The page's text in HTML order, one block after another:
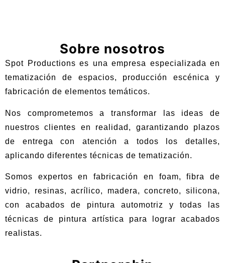
Sobre nosotros
Spot Productions es una empresa especializada en
tematización de espacios, producción escénica y
fabricación de elementos temáticos.
Nos comprometemos a transformar las ideas de
nuestros clientes en realidad, garantizando plazos
de entrega con atención a todos los detalles,
aplicando diferentes técnicas de tematización.
Somos expertos en fabricación en foam, fibra de
vidrio, resinas, acrílico, madera, concreto, silicona,
con acabados de pintura automotriz y todas las
técnicas de pintura artística para lograr acabados
realistas.